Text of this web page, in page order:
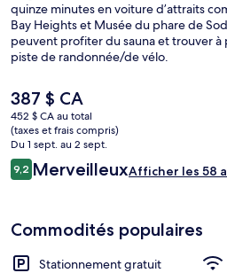
quinze minutes en voiture d’attraits
Bay Heights et Musée du phare de
peuvent profiter du sauna et trouver à
piste de randonnée/de vélo.
Le
prix
actuel
est
de 387 $ CA
387 $ CA
452 $ CA au total
(taxes et frais compris)
Du 1 sept. au 2 sept.
Avis
9,29,2 sur 10 –
MerveilleuxAfficher les 58
Commodités populaires
Stationnement gratuit